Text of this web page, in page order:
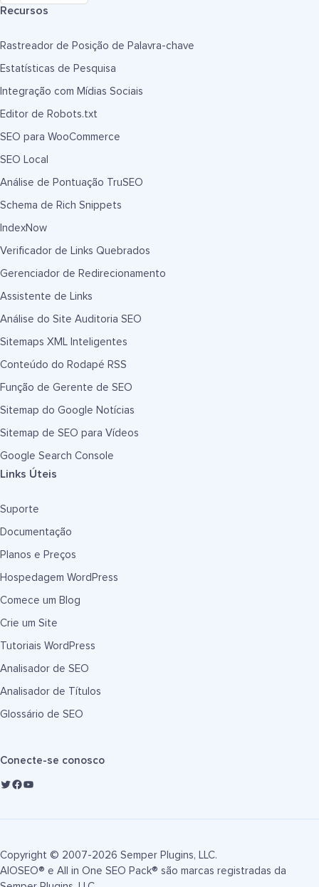
Recursos
Rastreador de Posição de Palavra-chave
Estatísticas de Pesquisa
Integração com Mídias Sociais
Editor de Robots.txt
SEO para WooCommerce
SEO Local
Análise de Pontuação TruSEO
Schema de Rich Snippets
IndexNow
Verificador de Links Quebrados
Gerenciador de Redirecionamento
Assistente de Links
Análise do Site Auditoria SEO
Sitemaps XML Inteligentes
Conteúdo do Rodapé RSS
Função de Gerente de SEO
Sitemap do Google Notícias
Sitemap de SEO para Vídeos
Google Search Console
Links Úteis
Suporte
Documentação
Planos e Preços
Hospedagem WordPress
Comece um Blog
Crie um Site
Tutoriais WordPress
Analisador de SEO
Analisador de Títulos
Glossário de SEO
Conecte-se conosco
Copyright © 2007-2026 Semper Plugins, LLC.
AIOSEO® e All in One SEO Pack® são marcas registradas da